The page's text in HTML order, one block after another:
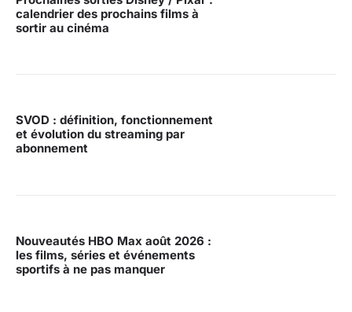
calendrier des prochains films à
sortir au cinéma
SVOD : définition, fonctionnement
et évolution du streaming par
abonnement
Nouveautés HBO Max août 2026 :
les films, séries et événements
sportifs à ne pas manquer